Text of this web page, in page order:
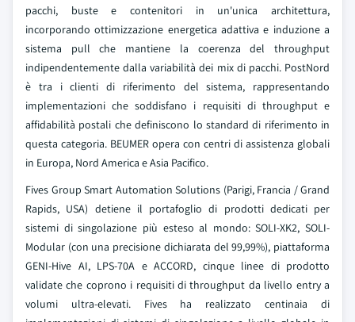
pacchi, buste e contenitori in un'unica architettura,
incorporando ottimizzazione energetica adattiva e induzione a
sistema pull che mantiene la coerenza del throughput
indipendentemente dalla variabilità dei mix di pacchi. PostNord
è tra i clienti di riferimento del sistema, rappresentando
implementazioni che soddisfano i requisiti di throughput e
affidabilità postali che definiscono lo standard di riferimento in
questa categoria. BEUMER opera con centri di assistenza globali
in Europa, Nord America e Asia Pacifico.
Fives Group Smart Automation Solutions (Parigi, Francia / Grand
Rapids, USA) detiene il portafoglio di prodotti dedicati per
sistemi di singolazione più esteso al mondo: SOLI-XK2, SOLI-
Modular (con una precisione dichiarata del 99,99%), piattaforma
GENI-Hive AI, LPS-70A e ACCORD, cinque linee di prodotto
validate che coprono i requisiti di throughput da livello entry a
volumi ultra-elevati. Fives ha realizzato centinaia di